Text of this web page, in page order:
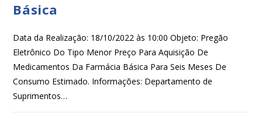
Básica
Data da Realização: 18/10/2022 às 10:00 Objeto: Pregão
Eletrônico Do Tipo Menor Preço Para Aquisição De
Medicamentos Da Farmácia Básica Para Seis Meses De
Consumo Estimado. Informações: Departamento de
Suprimentos…